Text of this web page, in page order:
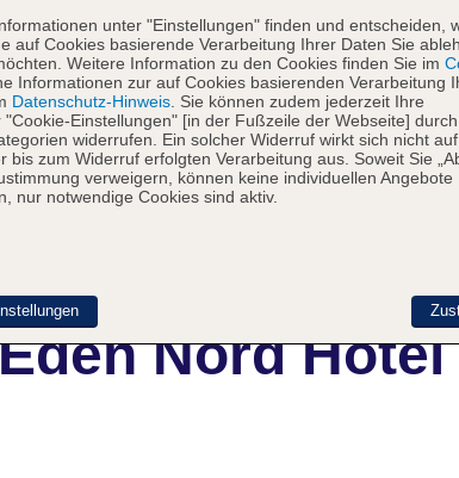
Nord Hotel
unter "Einstellungen" finden und entscheiden,
auf Cookies basierende Verarbeitung Ihrer Daten Sie
Weitere Information zu den Cookies finden Sie im
Informationen zur auf Cookies basierenden Verarbeitung
Datenschutz-Hinweis . Sie können zudem jederzeit Ihre
"Cookie-Einstellungen" [in der Fußzeile der Webseite] durch
widerrufen. Ein solcher Widerruf wirkt sich nicht
bis zum Widerruf erfolgten Verarbeitung aus. Soweit Sie
verweigern, können keine individuellen Angebote
nur notwendige Cookies sind aktiv.